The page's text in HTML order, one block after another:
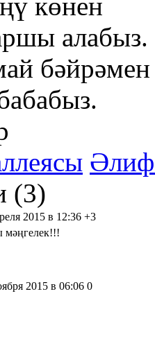
алабыз.
бәйрәмен
(3)
2015 в 12:36 +3
мәңгелек!!!
2015 в 06:06 0